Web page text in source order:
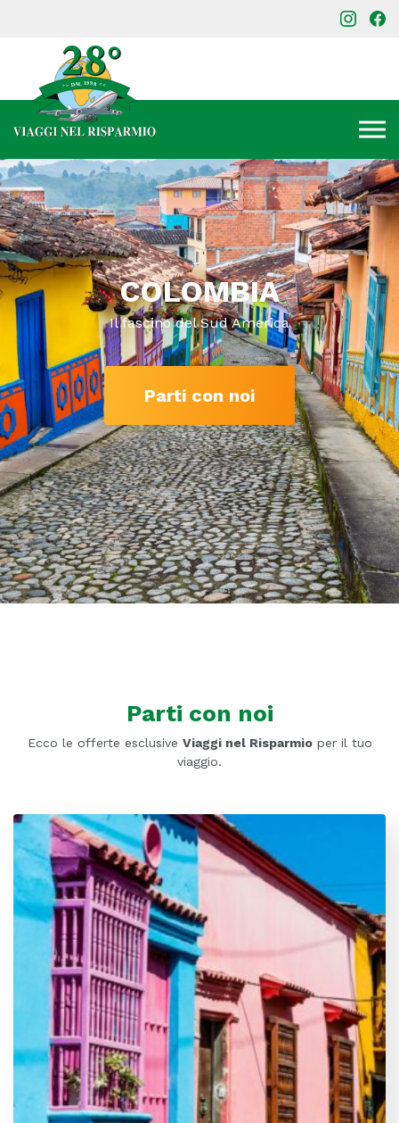
COLOMBIA
Il fascino del Sud America
Parti con noi
Parti con noi
Ecco le offerte esclusive Viaggi nel Risparmioper il tuo
viaggio.